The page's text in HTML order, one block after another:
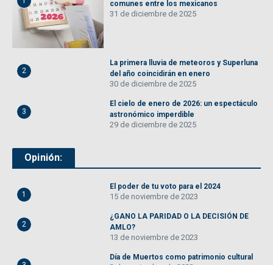
comunes entre los mexicanos
31 de diciembre de 2025
2
La primera lluvia de meteoros y Superluna
del año coincidirán en enero
30 de diciembre de 2025
3
El cielo de enero de 2026: un espectáculo
astronómico imperdible
29 de diciembre de 2025
Opinión:
1
El poder de tu voto para el 2024
15 de noviembre de 2023
2
¿GANO LA PARIDAD O LA DECISIÓN DE
AMLO?
13 de noviembre de 2023
Día de Muertos como patrimonio cultural